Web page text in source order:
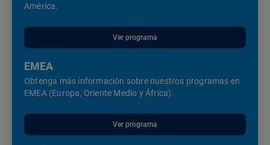
América.
Ver programa
EMEA
Obtenga más información sobre nuestros programas en
EMEA (Europa, Oriente Medio y África).
Ver programa